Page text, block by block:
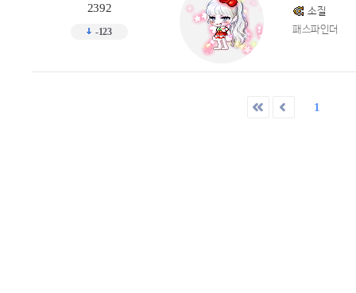
2392
-123
소질
패스파인더
1